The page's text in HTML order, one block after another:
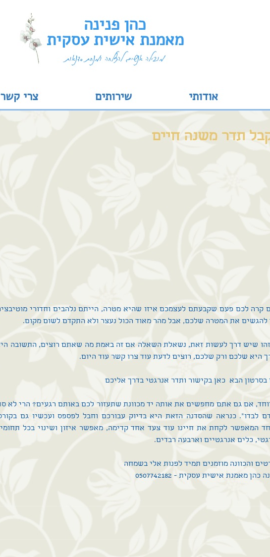
אודותי שירותים צרי קשר
כהן פנינה
מאמנת אישית עסקית
מובילה אנשים להצלחה ומנחת סדנאות
תדר משנה חיים
להגשים את המטרה שלכם, אבל מהר מאוד הכול נעצר ולא התקדם לשום מקום.
היא שלכם ורק שלכם, רוצים לדעת עוד צרו קשר עוד היום.
בסרטון הבא כאן בקישור ותדר אנרגטי בדרך אליכם
כלים אנרגטיים וארבעה רבדים.
והכוונה מוזמנים תמיד לפנות אלי בשמחה
כהן מאמנת אישית עסקית - 0507742182